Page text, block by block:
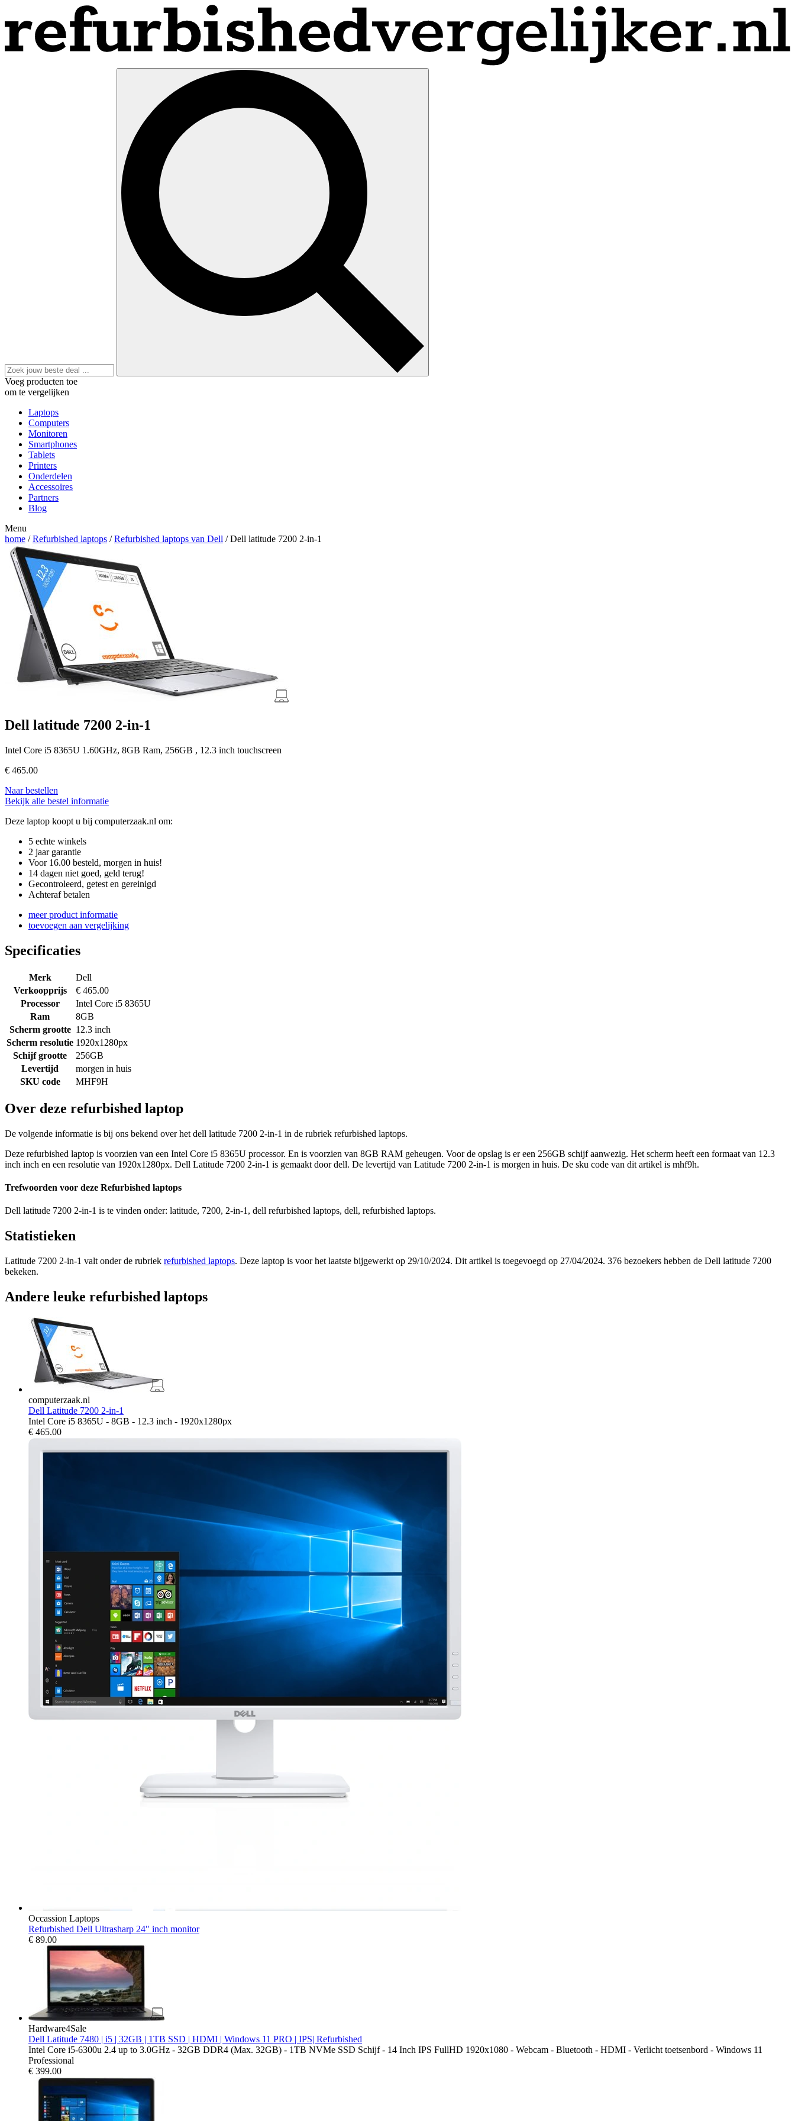
Voeg producten toe
om te vergelijken
Laptops
Computers
Monitoren
Smartphones
Tablets
Printers
Onderdelen
Accessoires
Partners
Blog
Menu
home /Refurbished laptops /Refurbished laptops van Dell / Dell latitude 7200 2-in-1
Dell latitude 7200 2-in-1
Intel Core i5 8365U 1.60GHz, 8GB Ram, 256GB , 12.3 inch touchscreen
€ 465.00
Naar bestellen
Bekijk alle bestel informatie
Deze laptop koopt u bij computerzaak.nl om:
5 echte winkels
2 jaar garantie
Voor 16.00 besteld, morgen in huis!
14 dagen niet goed, geld terug!
Gecontroleerd, getest en gereinigd
Achteraf betalen
meer product informatie
toevoegen aan vergelijking
Specificaties
Merk
Dell
Verkoopprijs
€ 465.00
Processor
Intel Core i5 8365U
Ram
8GB
Scherm grootte 12.3 inch
Scherm resolutie 1920x1280px
Schijf grootte
256GB
Levertijd
morgen in huis
SKU code
MHF9H
Over deze refurbished laptop
De volgende informatie is bij ons bekend over het dell latitude 7200 2-in-1 in de rubriek refurbished laptops.
Deze refurbished laptop is voorzien van een Intel Core i5 8365U processor. En is voorzien van 8GB RAM geheugen. Voor de opslag is er een 256GB schijf aanwezig. Het scherm heeft een formaat van 12.3
inch inch en een resolutie van 1920x1280px. Dell Latitude 7200 2-in-1 is gemaakt door dell. De levertijd van Latitude 7200 2-in-1 is morgen in huis. De sku code van dit artikel is mhf9h.
Trefwoorden voor deze Refurbished laptops
Dell latitude 7200 2-in-1 is te vinden onder: latitude, 7200, 2-in-1, dell refurbished laptops, dell, refurbished laptops.
Statistieken
Latitude 7200 2-in-1 valt onder de rubriek refurbished laptops. Deze laptop is voor het laatste bijgewerkt op 29/10/2024. Dit artikel is toegevoegd op 27/04/2024. 376 bezoekers hebben de Dell latitude 7200
bekeken.
Andere leuke refurbished laptops
computerzaak.nl
Dell Latitude 7200 2-in-1
Intel Core i5 8365U - 8GB - 12.3 inch - 1920x1280px
€ 465.00
Occassion Laptops
Refurbished Dell Ultrasharp 24" inch monitor
€ 89.00
Hardware4Sale
Dell Latitude 7480 | i5 | 32GB | 1TB SSD | HDMI | Windows 11 PRO | IPS| Refurbished
Intel Core i5-6300u 2.4 up to 3.0GHz - 32GB DDR4 (Max. 32GB) - 1TB NVMe SSD Schijf - 14 Inch IPS FullHD 1920x1080 - Webcam - Bluetooth - HDMI - Verlicht toetsenbord - Windows 11
Professional
€ 399.00